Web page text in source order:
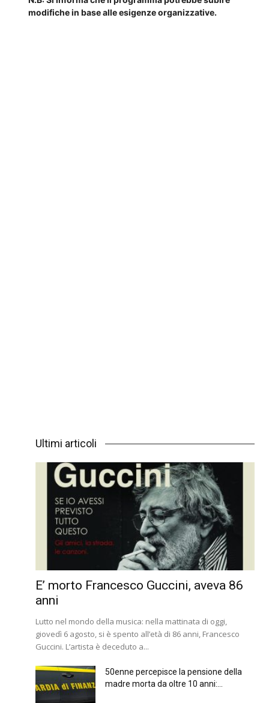
modifiche in base alle esigenze organizzative.
Ultimi articoli
E’ morto Francesco Guccini, aveva 86
anni
Lutto nel mondo della musica: nella mattinata di oggi,
giovedì 6 agosto, si è spento all’età di 86 anni, Francesco
Guccini. L’artista è deceduto a...
50enne percepisce la pensione della
madre morta da oltre 10 anni:...